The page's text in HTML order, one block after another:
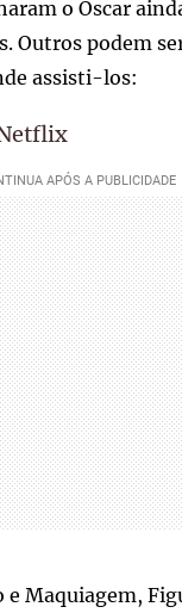
o Oscar
Outros podem
assisti-los:
e Maquiagem,